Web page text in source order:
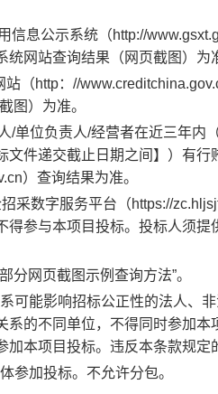
信息公示系统（http://
统网站查询结果（网页截图）为
站（http：//
图）为准。
/单位负责人/经营者在近三年内
文件递交截止日期之间】）有
）查询结果为准。
采数字服务平台（https://
得参与本项目投标。投标人须提
分网页截图示例查询方法”。
可能影响招标公正性的法人、
系的不同单位，不得同时参加
加本项目投标。违反本条款规定
参加投标。不允许分包。